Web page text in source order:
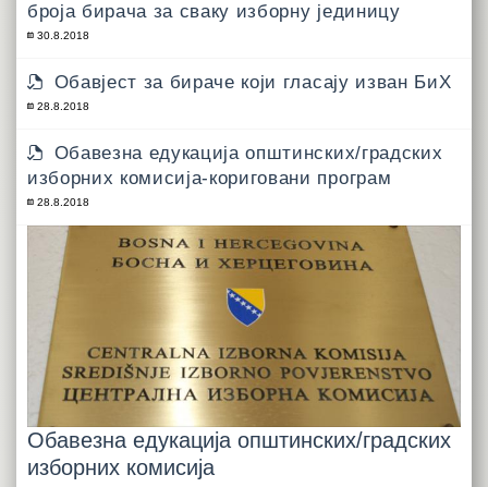
броја бирача за сваку изборну јединицу
30.8.2018
Обавјест за бираче који гласају изван БиХ
28.8.2018
Обавезна едукација општинских/градских
изборних комисија-кориговани програм
28.8.2018
Обавезна едукација општинских/градских
изборних комисија